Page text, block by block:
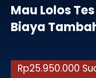
Mau Lolos
Biaya
Rp25.950.000